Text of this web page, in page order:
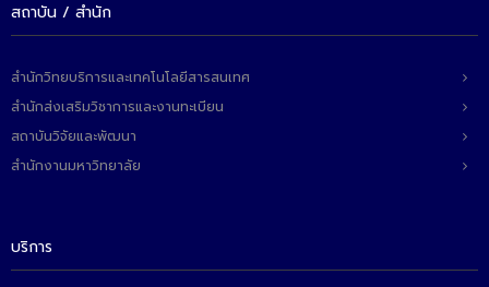
สถาบัน / สำนัก
สำนักวิทยบริการและเทคโนโลยีสารสนเทศ
สำนักส่งเสริมวิชาการและงานทะเบียน
สถาบันวิจัยและพัฒนา
สำนักงานมหาวิทยาลัย
บริการ